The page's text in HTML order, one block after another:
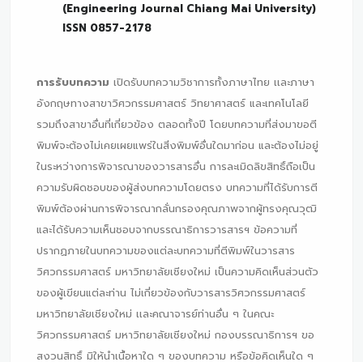
(Engineering Journal Chiang Mai University)
ISSN 0857-2178
การรับบทความ เปิดรับบทความวิชาการทั้งภาษาไทย เเละภาษา
อังกฤษทางสาขาวิศวกรรมศาสตร์ วิทยาศาสตร์ และเทคโนโลยี
รวมถึงสาขาอื่นที่เกี่ยวข้อง ตลอดทั้งปี โดยบทความที่ส่งมาขอตี
พิมพ์จะต้องไม่เคยเผยแพร่ในสิ่งพิมพ์อื่นใดมาก่อน และต้องไม่อยู่
ในระหว่างการพิจารณาของวารสารอื่น การละเมิดลิขสิทธิ์ถือเป็น
ความรับผิดชอบของผู้ส่งบทความโดยตรง บทความที่ได้รับการตี
พิมพ์ต้องผ่านการพิจารณากลั่นกรองคุณภาพจากผู้ทรงคุณวุฒิ
และได้รับความเห็นชอบจากบรรณาธิการวารสารฯ ข้อความที่
ปรากฏภายในบทความของแต่ละบทความที่ตีพิมพ์ในวารสาร
วิศวกรรมศาสตร์ มหาวิทยาลัยเชียงใหม่ เป็นความคิดเห็นส่วนตัว
ของผู้เขียนแต่ละท่าน ไม่เกี่ยวข้องกับวารสารวิศวกรรมศาสตร์
มหาวิทยาลัยเชียงใหม่ เเละคณาจารย์ท่านอื่น ๆ ในคณะ
วิศวกรรมศาสตร์ มหาวิทยาลัยเชียงใหม่ กองบรรณาธิการฯ ขอ
สงวนสิทธิ์ มิให้นำเนื้อหาใด ๆ ของบทความ หรือข้อคิดเห็นใด ๆ